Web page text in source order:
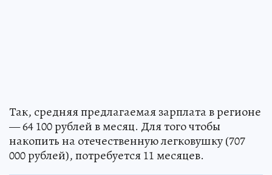
Так, средняя предлагаемая зарплата в регионе
— 64 100 рублей в месяц. Для того чтобы
накопить на отечественную легковушку (707
000 рублей), потребуется 11 месяцев.